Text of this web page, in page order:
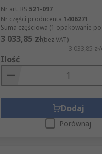
Nr art. RS 521-097
Nr części producenta 1406271
Suma częściowa (1 opakowanie
3 033,85 zł(bez VAT)
3 033,85
Ilość
Dodaj
Porównaj